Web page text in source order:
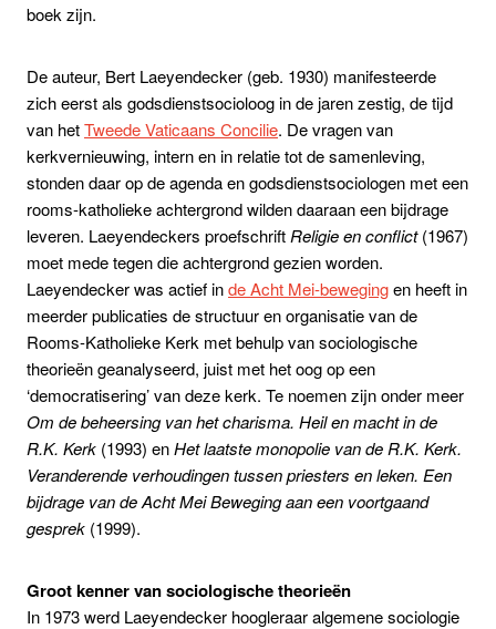
boek zijn.
De auteur, Bert Laeyendecker (geb. 1930) manifesteerde
zich eerst als godsdienstsocioloog in de jaren zestig, de tijd
van hetTweede Vaticaans Concilie. De vragen van
kerkvernieuwing, intern en in relatie tot de samenleving,
stonden daar op de agenda en godsdienstsociologen met een
rooms-katholieke achtergrond wilden daaraan een bijdrage
leveren. Laeyendeckers proefschrift Religie en conflict(1967)
moet mede tegen die achtergrond gezien worden.
Laeyendecker was actief inde Acht Mei-bewegingen heeft in
meerder publicaties de structuur en organisatie van de
Rooms-Katholieke Kerk met behulp van sociologische
theorieën geanalyseerd, juist met het oog op een
‘democratisering’ van deze kerk. Te noemen zijn onder meer
Om de beheersing van het charisma. Heil en macht in de
R.K. Kerk (1993) enHet laatste monopolie van de R.K. Kerk.
Veranderende verhoudingen tussen priesters en leken. Een
bijdrage van de Acht Mei Beweging aan een voortgaand
gesprek (1999).
Groot kenner van sociologische theorieën
In 1973 werd Laeyendecker hoogleraar algemene sociologie